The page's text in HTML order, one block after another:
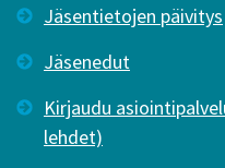
Jäsentietojen päivitys
Jäsenedut
Kirjaudu
lehdet)